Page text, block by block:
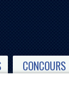
CONCOURS